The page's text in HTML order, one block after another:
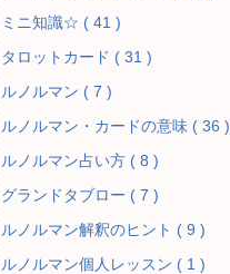
ミニ知識☆ ( 41 )
タロットカード ( 31 )
ルノルマン ( 7 )
ルノルマン・カードの意味 ( 36 )
ルノルマン占い方 ( 8 )
グランドタブロー ( 7 )
ルノルマン解釈のヒント ( 9 )
ルノルマン個人レッスン ( 1 )